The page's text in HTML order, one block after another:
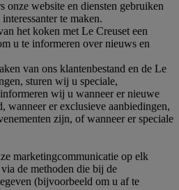
onze website en diensten gebruiken
te maken.
het koken met Le Creuset een
u te informeren over nieuws en
van ons klantenbestand en de Le
sturen wij u speciale,
wij u wanneer er nieuwe
wanneer er exclusieve aanbiedingen,
zijn, of wanneer er speciale
marketingcommunicatie op elk
de methoden die bij de
(bijvoorbeeld om u af te